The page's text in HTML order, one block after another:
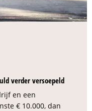
verder versoepeld
en een
€ 10.000, dan